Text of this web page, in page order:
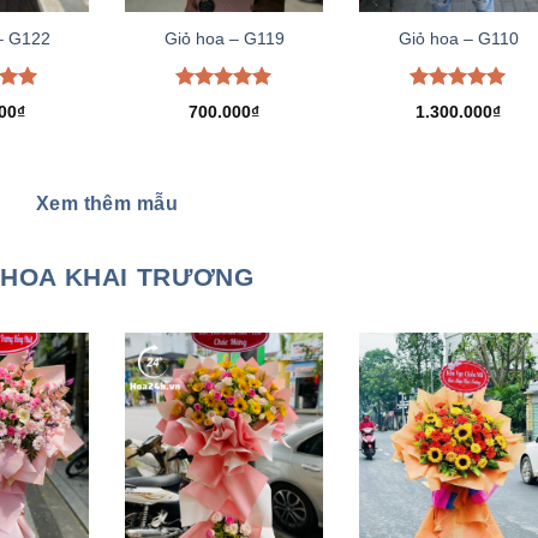
G122
₫
Giỏ hoa – G119
Được xếp
hạng5.00
700.000₫
Giỏ hoa – G110
Được xếp
hạng5.00
1.300.000₫
Xem thêm mẫu
HOA KHAI TRƯƠNG